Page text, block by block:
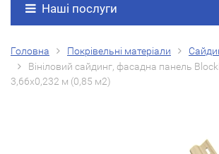
Наші послуги
Головна Покрівельні матеріали
Вініловий сайдинг, фасадна панель
3,66х0,232 м (0,85 м2)